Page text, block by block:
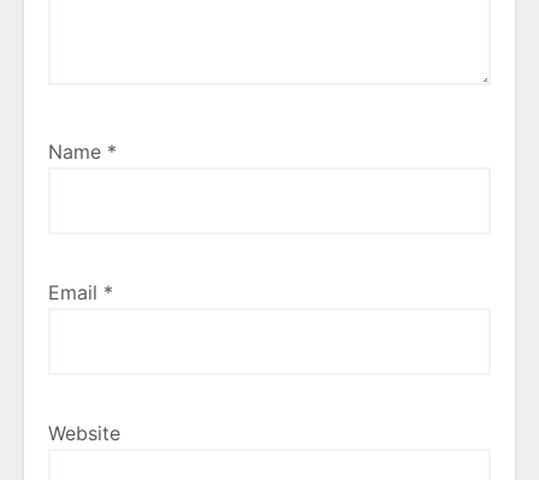
Name *
Email *
Website